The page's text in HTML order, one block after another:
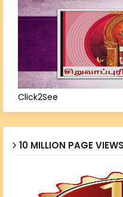
Click2See
10 MILLION PAGE VIEWS